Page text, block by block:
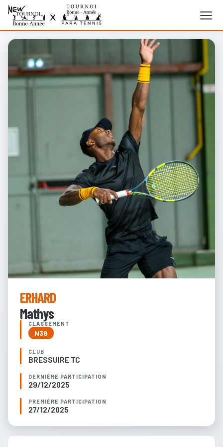
ERHARD
Mathys
CLASSEMENT
N38
CLUB
BRESSUIRE TC
DERNIÈRE PARTICIPATION
29/12/2025
PREMIÈRE PARTICIPATION
27/12/2025